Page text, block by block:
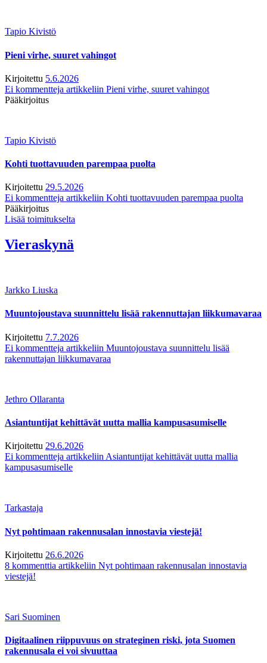
Tapio Kivistö
Pieni virhe, suuret vahingot
Kirjoitettu 5.6.2026
Ei kommentteja artikkeliin Pieni virhe, suuret vahingot
Pääkirjoitus
Tapio Kivistö
Kohti tuottavuuden parempaa puolta
Kirjoitettu 29.5.2026
Ei kommentteja artikkeliin Kohti tuottavuuden parempaa puolta
Pääkirjoitus
Lisää toimitukselta
Vieraskynä
Jarkko Liuska
Muuntojoustava suunnittelu lisää rakennuttajan liikkumavaraa
Kirjoitettu 7.7.2026
Ei kommentteja artikkeliin Muuntojoustava suunnittelu lisää
rakennuttajan liikkumavaraa
Jethro Ollaranta
Asiantuntijat kehittävät uutta mallia kampusasumiselle
Kirjoitettu 29.6.2026
Ei kommentteja artikkeliin Asiantuntijat kehittävät uutta mallia
kampusasumiselle
Tarkastaja
Nyt pohtimaan rakennusalan innostavia viestejä!
Kirjoitettu 26.6.2026
8 kommenttia artikkeliin Nyt pohtimaan rakennusalan innostavia
viestejä!
Sari Suominen
Digitaalinen riippuvuus on strateginen riski, jota Suomen
rakennusala ei voi sivuuttaa